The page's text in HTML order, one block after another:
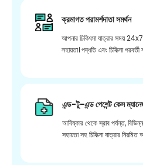
ক্রমাগত পরামর্শদাতা সমর্থন
আপনার চিকিৎসা যাত্রার সময়
সহায়তা। পদ্ধতি এবং চিকিত্সা পরবর্তী
এন্ড-টু-এন্ড পেশেন্ট কেস
আবিষ্কার থেকে স্রাব পর্যন্ত,
সহায়তা সহ চিকিত্সা যাত্রার